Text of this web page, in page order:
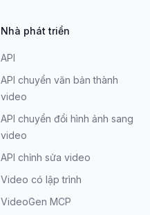
Nhà phát triển
API
API chuyển văn bản thành
video
API chuyển đổi hình ảnh sang
video
API chỉnh sửa video
Video có lập trình
VideoGen MCP